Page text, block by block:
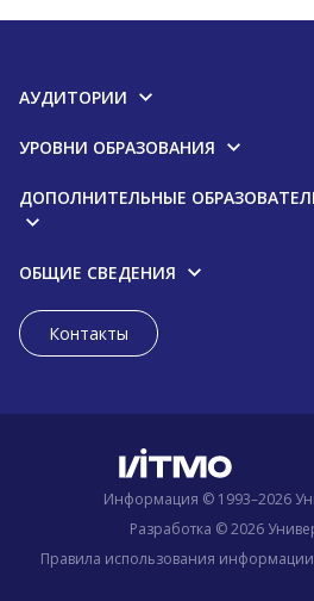
АУДИТОРИИ
УРОВНИ ОБРАЗОВАНИЯ
ДОПОЛНИТЕЛЬНЫЕ
ОБЩИЕ СВЕДЕНИЯ
Контакты
Информация © 1993–2026
Разработка © 2026
Правила использования